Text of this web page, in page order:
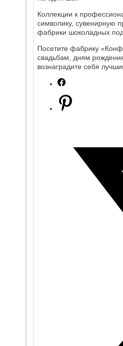
Коллекции к
символику, сувенирную
фабрики шоколадных
Посетите фабрику
свадьбам, дням
вознаградите себя